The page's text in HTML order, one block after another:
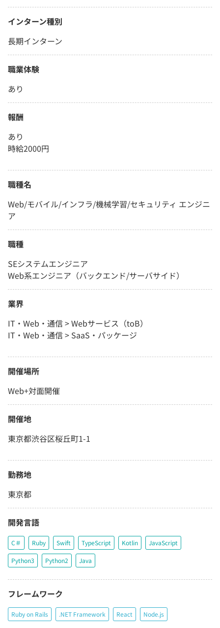
インターン種別
長期インターン
職業体験
あり
報酬
あり
時給2000円
職種名
Web/モバイル/インフラ/機械学習/セキュリティ エンジニ
ア
職種
SEシステムエンジニア
Web系エンジニア（バックエンド/サーバサイド）
業界
IT・Web・通信 > Webサービス（toB）
IT・Web・通信 > SaaS・パッケージ
開催場所
Web+対面開催
開催地
東京都渋谷区桜丘町1-1
勤務地
東京都
開発言語
C＃ Ruby Swift TypeScript Kotlin JavaScript
Python3 Python2 Java
フレームワーク
Ruby on Rails .NET Framework React Node.js